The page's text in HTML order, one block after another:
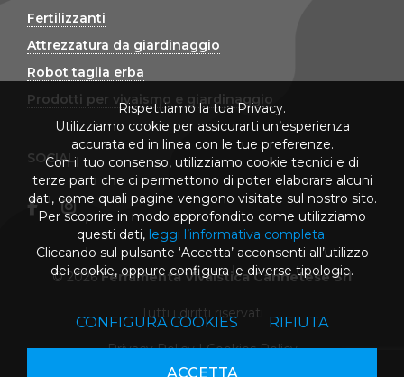
Fertilizzanti
Attrezzatura da giardinaggio
Robot taglia erba
Prodotti per vivaismo e giardinaggio
SOCIAL
© 2026Ferramenta Vivaistica Cannetese Srl
Tutti i diritti riservati
Privacy Policy|Cookies Policy
Rispettiamo la tua Privacy.
Utilizziamo cookie per assicurarti un’esperienza
accurata ed in linea con le tue preferenze.
Con il tuo consenso, utilizziamo cookie tecnici e di
terze parti che ci permettono di poter elaborare alcuni
dati, come quali pagine vengono visitate sul nostro sito.
Per scoprire in modo approfondito come utilizziamo
questi dati, leggi l’informativa completa.
Cliccando sul pulsante ‘Accetta’ acconsenti all’utilizzo
dei cookie, oppure configura le diverse tipologie.
CONFIGURA COOKIES RIFIUTA
ACCETTA